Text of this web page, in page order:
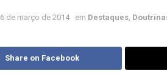
6 de março de 2014 em Destaques
Share on Facebook